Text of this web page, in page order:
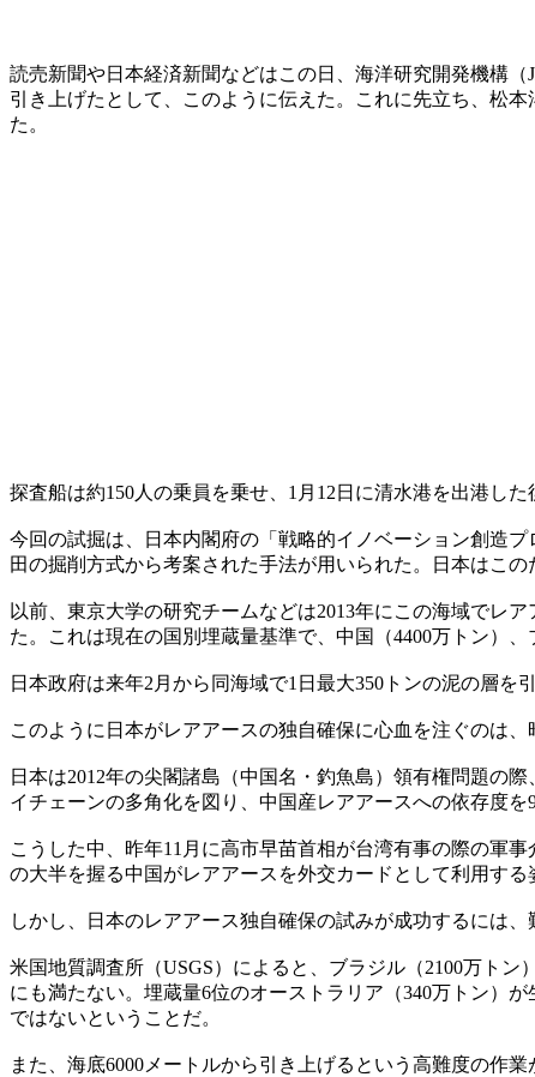
読売新聞や日本経済新聞などはこの日、海洋研究開発機構
引き上げたとして、このように伝えた。これに先立ち、松
た。
探査船は約150人の乗員を乗せ、1月12日に清水港を出港し
今回の試掘は、日本内閣府の「戦略的イノベーション創造
田の掘削方式から考案された手法が用いられた。日本はこ
以前、東京大学の研究チームなどは2013年にこの海域でレ
た。これは現在の国別埋蔵量基準で、中国（4400万トン）
日本政府は来年2月から同海域で1日最大350トンの泥の層を
このように日本がレアアースの独自確保に心血を注ぐのは
日本は2012年の尖閣諸島（中国名・釣魚島）領有権問題の
イチェーンの多角化を図り、中国産レアアースへの依存度
こうした中、昨年11月に高市早苗首相が台湾有事の際の軍
の大半を握る中国がレアアースを外交カードとして利用す
しかし、日本のレアアース独自確保の試みが成功するには、
米国地質調査所（USGS）によると、ブラジル（2100万ト
にも満たない。埋蔵量6位のオーストラリア（340万トン）
ではないということだ。
また、海底6000メートルから引き上げるという高難度の作